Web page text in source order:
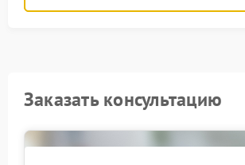
Заказать консультацию